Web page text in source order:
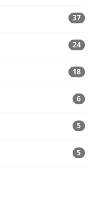
37
24
18
6
5
5